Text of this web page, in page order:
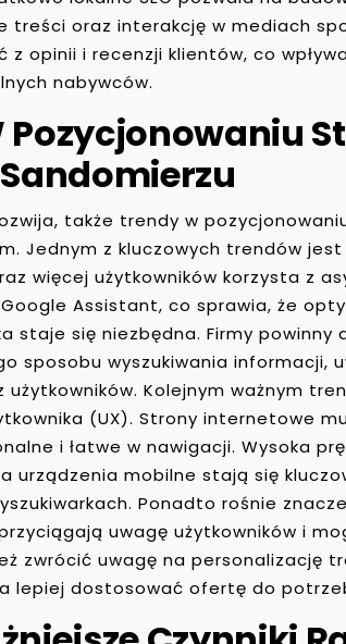
treści oraz interakcję w mediach
z opinii i recenzji klientów, co
nabywców.
Pozycjonowaniu
także trendy w
Jednym z kluczowych trendów
więcej użytkowników korzysta z
Google Assistant, co sprawia, że
staje się niezbędna. Firmy powinny
sposobu wyszukiwania informacji,
Kolejnym ważnym
(UX). Strony internetowe
i łatwe w nawigacji. Wysoka
urządzenia mobilne stają się
Ponadto rośnie
uwagę użytkowników i
zwrócić uwagę na personalizację
lepiej dostosować ofertę do